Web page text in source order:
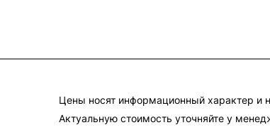
Цены носят информационный характер и
Актуальную стоимость уточняйте у